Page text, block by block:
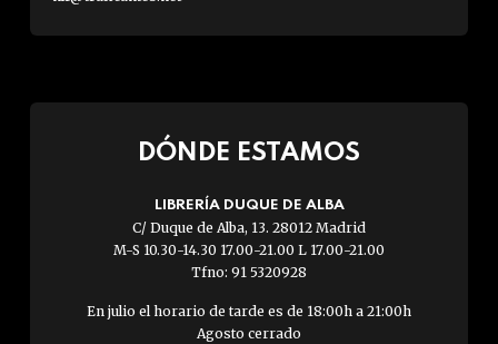
DÓNDE ESTAMOS
LIBRERÍA DUQUE DE ALBA
C/ Duque de Alba, 13. 28012 Madrid
M-S 10.30-14.30 17.00-21.00 L 17.00-21.00
Tfno: 91 5320928
En julio el horario de tarde es de 18:00h a 21:00h
Agosto cerrado